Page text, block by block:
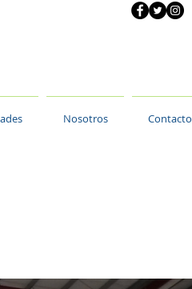
Nosotros Contacto